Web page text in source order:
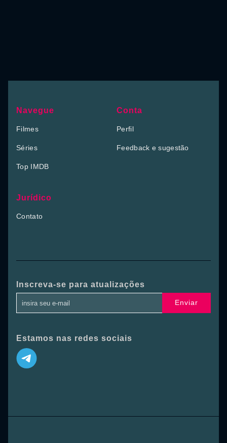
Navegue
Filmes
Séries
Top IMDB
Conta
Perfil
Feedback e sugestão
Jurídico
Contato
Inscreva-se para atualizações
Enviar
Estamos nas redes sociais